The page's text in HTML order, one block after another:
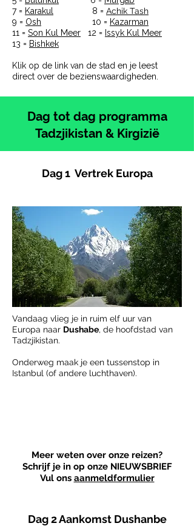
7 = Karakul 8 = Achik Tash
9 = Osh 10 = Kazarman
11 = Son Kul Meer 12 = Issyk Kul Meer
13 = Bishkek
Klik op de link van de stad en je leest
direct over de bezienswaardigheden.
Dag tot dag programma
Tadzjikistan & Kirgizië
Dag 1 Vertrek Europa
Vandaag vlieg je in ruim elf uur van
Europa naar Dushabe, de hoofdstad van
Tadzjikistan.
Onderweg maak je een tussenstop in
Istanbul (of andere luchthaven).
Meer weten over onze reizen?
Schrijf je in op onze NIEUWSBRIEF
Vul ons aanmeldformulier
Dag 2 Aankomst Dushanbe